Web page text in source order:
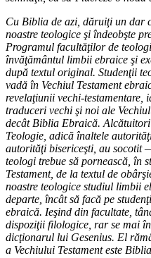
Cu Biblia de azi, dăruiţi un dar
noastre teologice şi îndeobşte
Programul facultăţilor de
învăţământul limbii ebraice şi
după textul original. Studenţii
vadă în Vechiul Testament
revelaţiunii vechi-testamentare,
traduceri vechi şi noi ale
decât Biblia Ebraică.
Teologie, adică înaltele
autorităţi bisericeşti, au socotit
teologi trebue să pornească, în
Testament, de la textul de
noastre teologice studiul limbii
departe, încât să facă pe
ebraică. Ieşind din facultate,
dispoziţii filologice, rar se mai
dicţionarul lui Gesenius. El
a Vechiului Testament este